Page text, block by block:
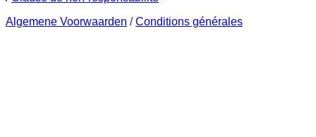
Algemene Voorwaarden /Conditions générales